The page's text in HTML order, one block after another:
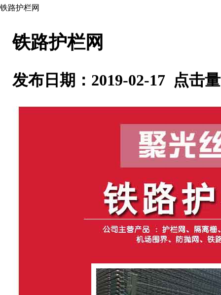
铁路护栏网
铁路护栏网
发布日期：2019-02-17 点击